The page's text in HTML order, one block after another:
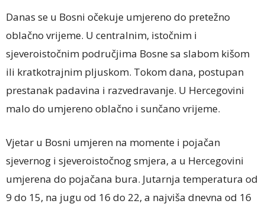
Danas se u Bosni očekuje umjereno do pretežno
oblačno vrijeme. U centralnim, istočnim i
sjeveroistočnim područjima Bosne sa slabom kišom
ili kratkotrajnim pljuskom. Tokom dana, postupan
prestanak padavina i razvedravanje. U Hercegovini
malo do umjereno oblačno i sunčano vrijeme.
Vjetar u Bosni umjeren na momente i pojačan
sjevernog i sjeveroistočnog smjera, a u Hercegovini
umjerena do pojačana bura. Jutarnja temperatura od
9 do 15, na jugu od 16 do 22, a najviša dnevna od 16